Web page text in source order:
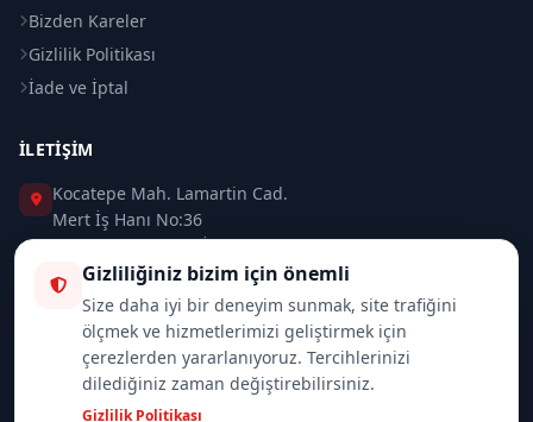
Bizden Kareler
Gizlilik Politikası
İade ve İptal
İLETIŞIM
Kocatepe Mah. Lamartin Cad.
Mert İş Hanı No:36
Taksim / Beyoğlu / İSTANBUL
0 (212) 235 37 83
0 (532) 418 08 46
info@merttrade.com
Gizliliğiniz bizim için önemli
Size daha iyi bir deneyim sunmak, site trafiğini
ölçmek ve hizmetlerimizi geliştirmek için
çerezlerden yararlanıyoruz. Tercihlerinizi
dilediğiniz zaman değiştirebilirsiniz.
Gizlilik Politikası